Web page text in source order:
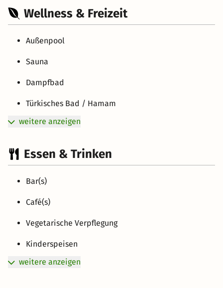
Wellness & Freizeit
Außenpool
Sauna
Dampfbad
Türkisches Bad / Hamam
weitere anzeigen
Essen & Trinken
Bar(s)
Café(s)
Vegetarische Verpflegung
Kinderspeisen
weitere anzeigen